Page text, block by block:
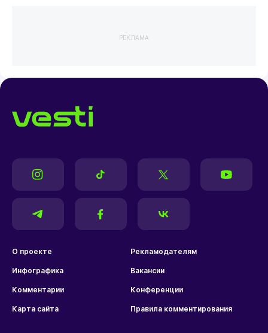
РЕКЛАМА
О проекте Рекламодателям
Инфографика Вакансии
Комментарии Конференции
Карта сайта Правила комментирования